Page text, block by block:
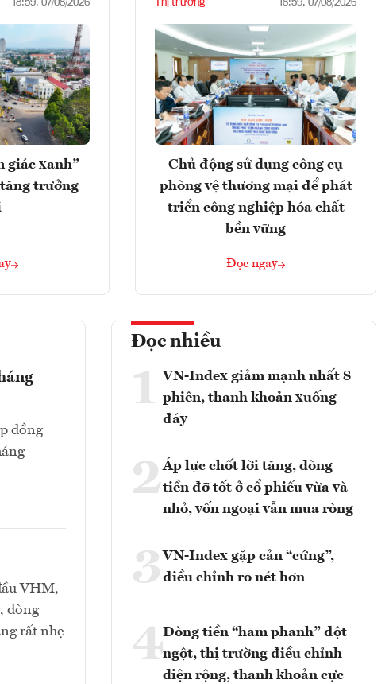
18:59, 07/08/2026
giác xanh”
trưởng
18:59, 07/08/2026
Chủ động sử dụng công cụ
phòng vệ thương mại để phát
triển công nghiệp hóa chất
bền vững
Đọc ngay
đồng
VHM,
dòng
rất nhẹ
Đọc nhiều
1 VN-Index giảm mạnh nhất 8
phiên, thanh khoản xuống
đáy
2Áp lực chốt lời tăng, dòng
tiền đỡ tốt ở cổ phiếu vừa và
nhỏ, vốn ngoại vẫn mua ròng
3 VN-Index gặp cản “cứng”,
điều chỉnh rõ nét hơn
4Dòng tiền “hãm phanh” đột
ngột, thị trường điều chỉnh
diện rộng, thanh khoản cực